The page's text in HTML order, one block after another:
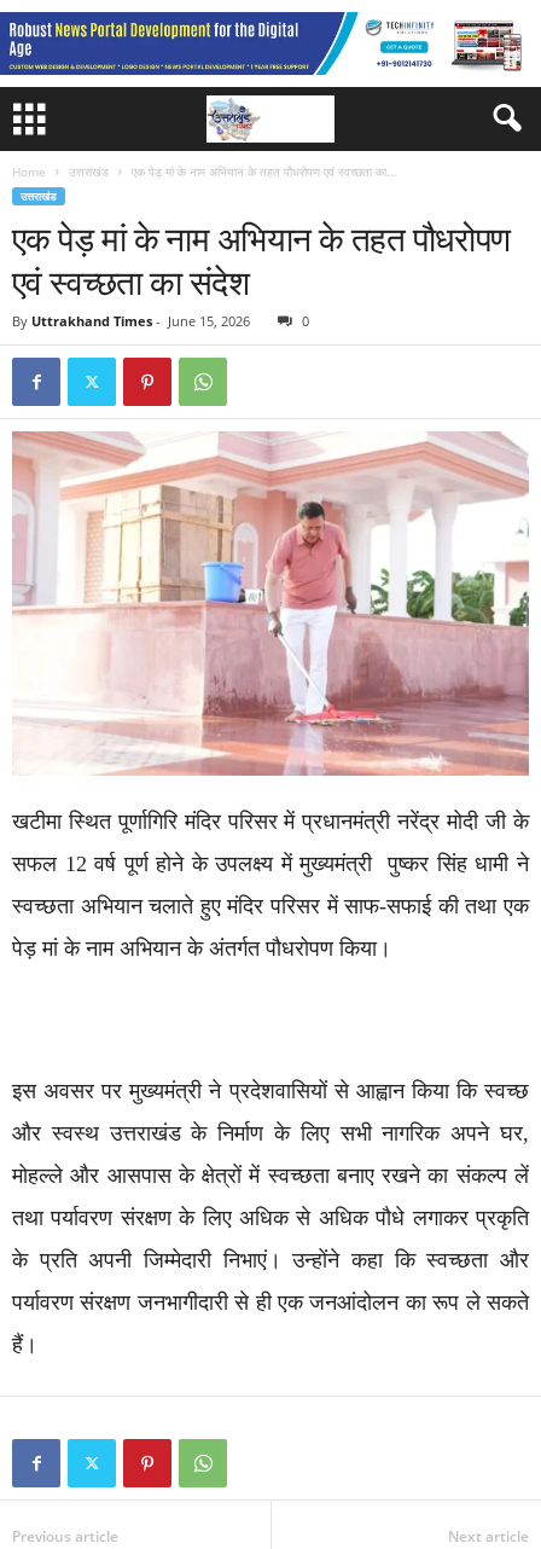
Home उत्तराखंड एक पेड़ मां के नाम अभियान के तहत पौधरोपण एवं स्वच्छता का...
उत्तराखंड
एक पेड़ मां के नाम अभियान के तहत पौधरोपण
एवं स्वच्छता का संदेश
By Uttrakhand Times - June 15, 2026 0
खटीमा स्थित पूर्णागिरि मंदिर परिसर में प्रधानमंत्री नरेंद्र मोदी जी के
सफल 12 वर्ष पूर्ण होने के उपलक्ष्य में मुख्यमंत्री पुष्कर सिंह धामी ने
स्वच्छता अभियान चलाते हुए मंदिर परिसर में साफ-सफाई की तथा एक
पेड़ मां के नाम अभियान के अंतर्गत पौधरोपण किया।
इस अवसर पर मुख्यमंत्री ने प्रदेशवासियों से आह्वान किया कि स्वच्छ
और स्वस्थ उत्तराखंड के निर्माण के लिए सभी नागरिक अपने घर,
मोहल्ले और आसपास के क्षेत्रों में स्वच्छता बनाए रखने का संकल्प लें
तथा पर्यावरण संरक्षण के लिए अधिक से अधिक पौधे लगाकर प्रकृति
के प्रति अपनी जिम्मेदारी निभाएं। उन्होंने कहा कि स्वच्छता और
पर्यावरण संरक्षण जनभागीदारी से ही एक जनआंदोलन का रूप ले सकते
हैं।
Previous article Next article